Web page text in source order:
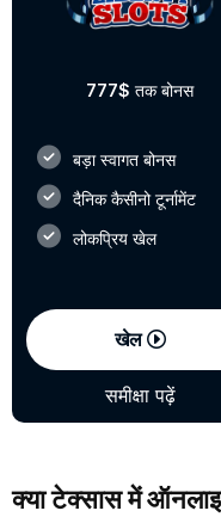
777$ तक बोनस
बड़ा स्वागत बोनस
दैनिक कैसीनो टूर्नामेंट
लोकप्रिय खेल
खेल
समीक्षा पढ़ें
क्या टेक्सास में